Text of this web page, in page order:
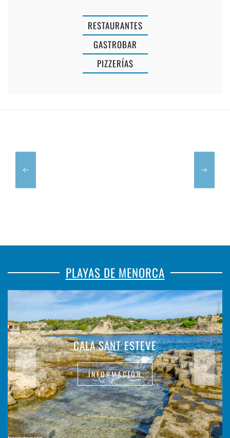
RESTAURANTES
GASTROBAR
PIZZERÍAS
PLAYAS DE MENORCA
CALA SANT ESTEVE
INFORMACIÓN